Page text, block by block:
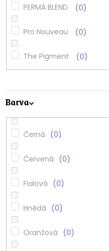
PERMA BLEND 0
Pro Nouveau 0
The Pigment 0
Barva
Černá 0
Červená 0
Fialová 0
Hnědá 0
Oranžová 0